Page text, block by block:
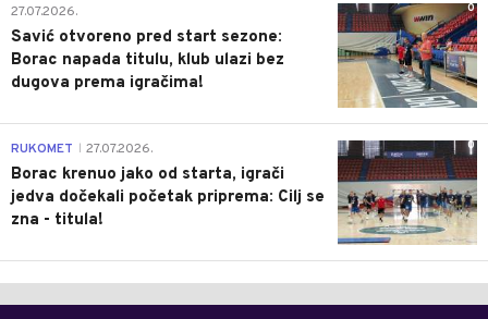
0
27.07.2026.
Savić otvoreno pred start sezone:
Borac napada titulu, klub ulazi bez
dugova prema igračima!
0
RUKOMET 27.07.2026.
Borac krenuo jako od starta, igrači
jedva dočekali početak priprema: Cilj se
zna - titula!